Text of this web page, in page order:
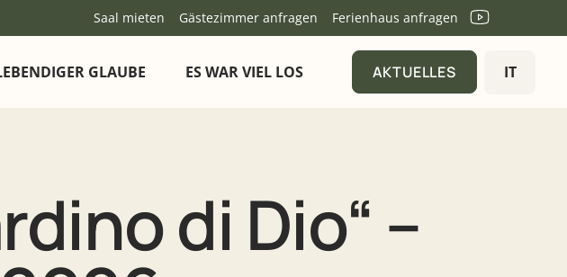
Saal mieten Gästezimmer anfragen Ferienhaus anfragen
GLAUBE ES WAR VIEL LOS AKTUELLES
AKTUELLES
IT
di Dio“ –